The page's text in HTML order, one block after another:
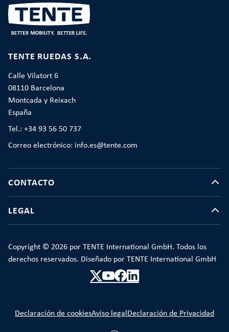
TENTE RUEDAS S.A.
Calle Vilatort 6
08110 Barcelona
Montcada y Reixach
España
Tel.: +34 93 56 50 737
Correo electrónico: info.es@tente.com
CONTACTO
LEGAL
Copyright © 2026 por TENTE International GmbH. Todos los
derechos reservados. Diseñado por TENTE International GmbH
Declaración de cookiesAviso legalDeclaración de Privacidad